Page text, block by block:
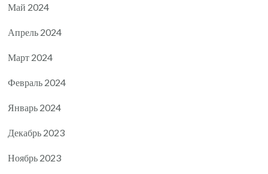
Май 2024
Апрель 2024
Март 2024
Февраль 2024
Январь 2024
Декабрь 2023
Ноябрь 2023